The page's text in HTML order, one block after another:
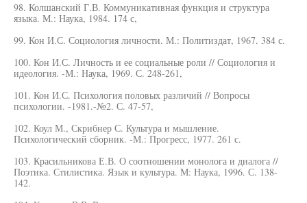
98. Колшанский Г.В. Коммуникативная функция и структура
языка. М.: Наука, 1984. 174 с,
99. Кон И.С. Социология личности. М.: Политиздат, 1967. 384 с.
100. Кон И.С. Личность и ее социальные роли // Социология и
идеология. -М.: Наука, 1969. С. 248-261,
101. Кон И.С. Психология половых различий // Вопросы
психологии. -1981.-№2. С. 47-57,
102. Коул М., Скрибнер С. Культура и мышление.
Психологический сборник. -М.: Прогресс, 1977. 261 с.
103. Красильникова Е.В. О соотношении монолога и диалога //
Поэтика. Стилистика. Язык и культура. М: Наука, 1996. С. 138-
142.